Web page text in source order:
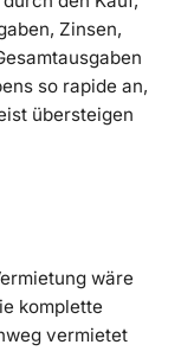
Zinsen,
so rapide an,
übersteigen
wäre
komplette
vermietet